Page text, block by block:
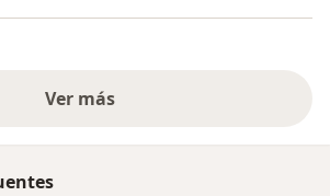
Ver más